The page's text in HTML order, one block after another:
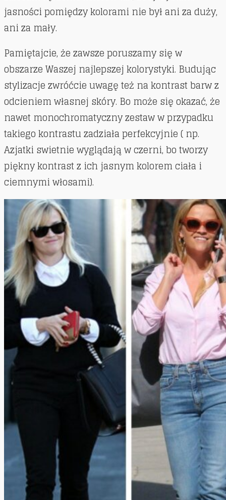
jasności pomiędzy kolorami nie był ani za duży,
ani za mały.
Pamiętajcie, że zawsze poruszamy się w
obszarze Waszej najlepszej kolorystyki. Budując
stylizacje zwróćcie uwagę też na kontrast barw z
odcieniem własnej skóry. Bo może się okazać, że
nawet monochromatyczny zestaw w przypadku
takiego kontrastu zadziała perfekcyjnie ( np.
Azjatki swietnie wyglądają w czerni, bo tworzy
piękny kontrast z ich jasnym kolorem ciała i
ciemnymi włosami).